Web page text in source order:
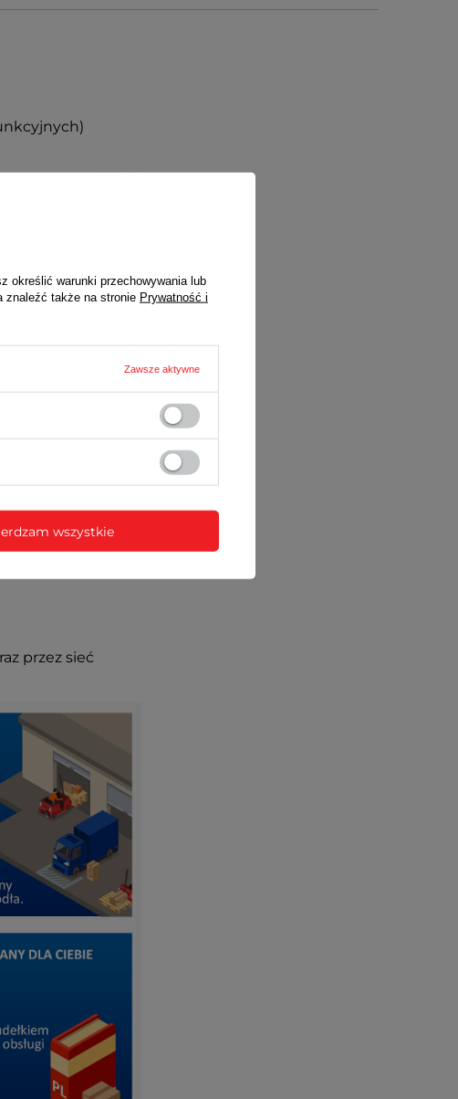
przez sieć
określić warunki przechowywania lub
znaleźć także na stronie Prywatność i
Zawsze aktywne
wszystkie